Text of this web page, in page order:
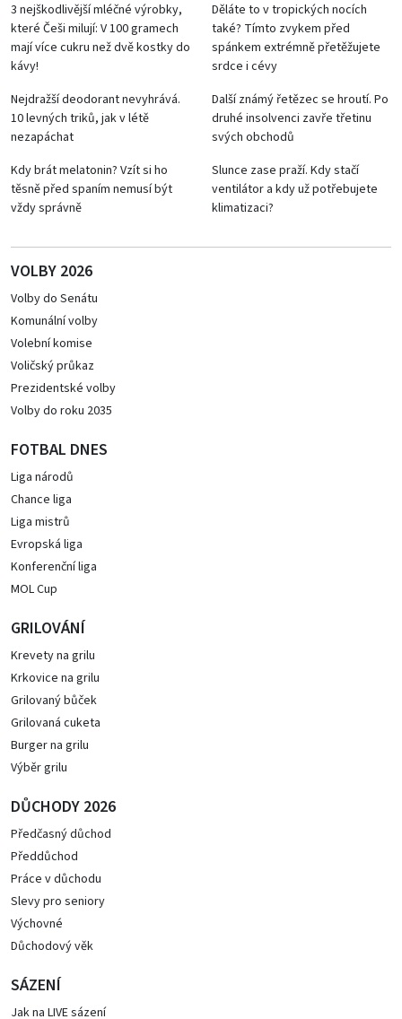
3 nejškodlivější mléčné výrobky,
které Češi milují: V 100 gramech
mají více cukru než dvě kostky do
kávy!
Děláte to v tropických nocích
také? Tímto zvykem před
spánkem extrémně přetěžujete
srdce i cévy
Nejdražší deodorant nevyhrává.
10 levných triků, jak v létě
nezapáchat
Další známý řetězec se hroutí. Po
druhé insolvenci zavře třetinu
svých obchodů
Kdy brát melatonin? Vzít si ho
těsně před spaním nemusí být
vždy správně
Slunce zase praží. Kdy stačí
ventilátor a kdy už potřebujete
klimatizaci?
VOLBY 2026
Volby do Senátu
Komunální volby
Volební komise
Voličský průkaz
Prezidentské volby
Volby do roku 2035
FOTBAL DNES
Liga národů
Chance liga
Liga mistrů
Evropská liga
Konferenční liga
MOL Cup
GRILOVÁNÍ
Krevety na grilu
Krkovice na grilu
Grilovaný bůček
Grilovaná cuketa
Burger na grilu
Výběr grilu
DŮCHODY 2026
Předčasný důchod
Předdůchod
Práce v důchodu
Slevy pro seniory
Výchovné
Důchodový věk
SÁZENÍ
Jak na LIVE sázení